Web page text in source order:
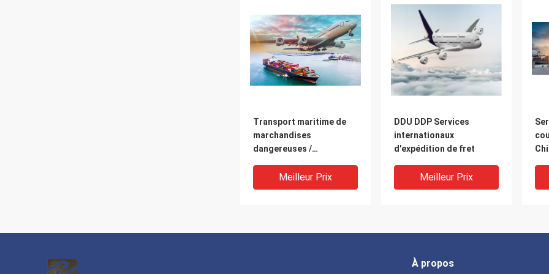
Transport maritime de
marchandises
dangereuses /
provenance de Chine vers
Dubaï Iran Qatar Oman
Meilleur Prix
DDU DDP Services
internationaux
d'expédition de fret
Meilleur Prix
À propos